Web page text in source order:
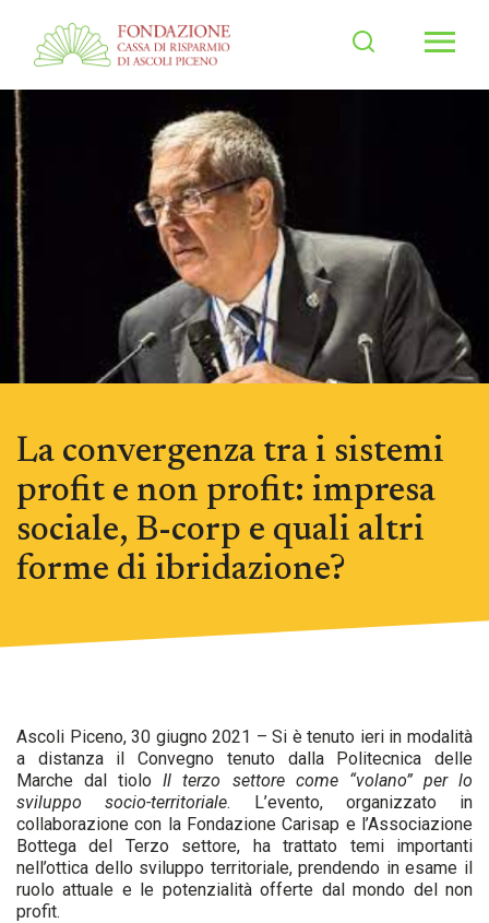
La convergenza tra i sistemi
profit e non profit: impresa
sociale, B-corp e quali altri
forme di ibridazione?
Ascoli Piceno, 30 giugno 2021 – Si è tenuto ieri in modalità
a distanza il Convegno tenuto dalla Politecnica delle
Marche dal tioloIl terzo settore come “volano” per lo
sviluppo socio-territoriale. L’evento, organizzato in
collaborazione con la Fondazione Carisap e l’Associazione
Bottega del Terzo settore, ha trattato temi importanti
nell’ottica dello sviluppo territoriale, prendendo in esame il
ruolo attuale e le potenzialità offerte dal mondo del non
profit.